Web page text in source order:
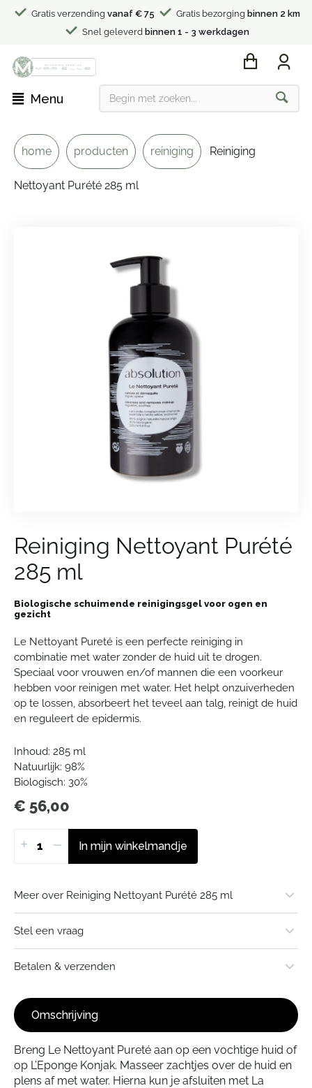
Gratis verzending vanaf € 75 Gratis bezorging binnen 2 km
Snel geleverd binnen 1 - 3 werkdagen
Menu
home producten reiniging Reiniging
Nettoyant Purété 285 ml
Reiniging Nettoyant Purété
285 ml
Biologische schuimende reinigingsgel voor ogen en
gezicht
Le Nettoyant Pureté is een perfecte reiniging in
combinatie met water zonder de huid uit te drogen.
Speciaal voor vrouwen en/of mannen die een voorkeur
hebben voor reinigen met water. Het helpt onzuiverheden
op te lossen, absorbeert het teveel aan talg, reinigt de huid
en reguleert de epidermis.
Inhoud: 285 ml
Natuurlijk: 98%
Biologisch: 30%
€ 56,00
+ − In mijn winkelmandje
Meer over Reiniging Nettoyant Purété 285 ml
Absolution
Natuurlijke ingrediënten: 98%
*Certified Organic: Gecertificeerd biologisch: natuurlijke,
biologische cosmetica gecertificeerd door Ecocert
Frankrijk volgens Ecocert
Greenlife:http://cosmetics.ecocert.com.
100% vrij van: sulfaten, minerale oliën, siliconen,
hormoonverstorende stoffen, parabenen, PEG, ftalaat
en synthetische geur- en kleurstoffen
Stel een vraag
Stuur een e-mail
Betalen & verzenden
Verzendkosten
Standaard € 3,95 - Gratis verzending vanaf € 50,-
Retourneren
Omschrijving
Breng Le Nettoyant Pureté aan op een vochtige huid of
op L’Eponge Konjak. Masseer zachtjes over de huid en
plens af met water. Hierna kun je afsluiten met La